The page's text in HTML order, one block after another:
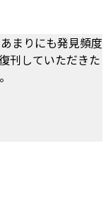
まりにも発見頻度
刊していただきた